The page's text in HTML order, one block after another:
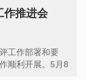
作推进会
工作部署和要
顺利开展。5月8